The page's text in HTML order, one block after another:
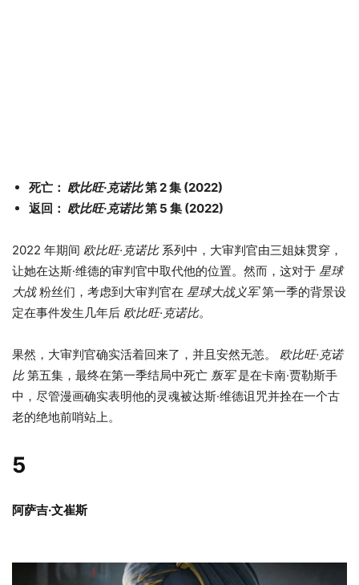
死亡： 欧比旺·克诺比第 2 集 (2022)
返回： 欧比旺·克诺比第 5 集 (2022)
2022 年期间 欧比旺·克诺比系列中，大审判官由三姐妹贯穿，
让她在达斯·维德的审判官中取代他的位置。然而，这对于 星球
大战粉丝们，考虑到大审判官在 星球大战义军第一季的背景设
定在事件发生几年后 欧比旺·克诺比。
果然，大审判官确实活着回来了，并且安然无恙。 欧比旺·克诺
比第五集，最终在第一季结局中死亡 叛军是在卡南·贾勒斯手
中，尽管漫画确实表明他的灵魂被达斯·维德诅咒并拴在一个古
老的绝地前哨站上。
5
阿萨吉·文崔斯